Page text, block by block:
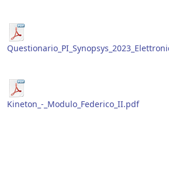
Kineton_-_Modulo_Federico_II.pdf